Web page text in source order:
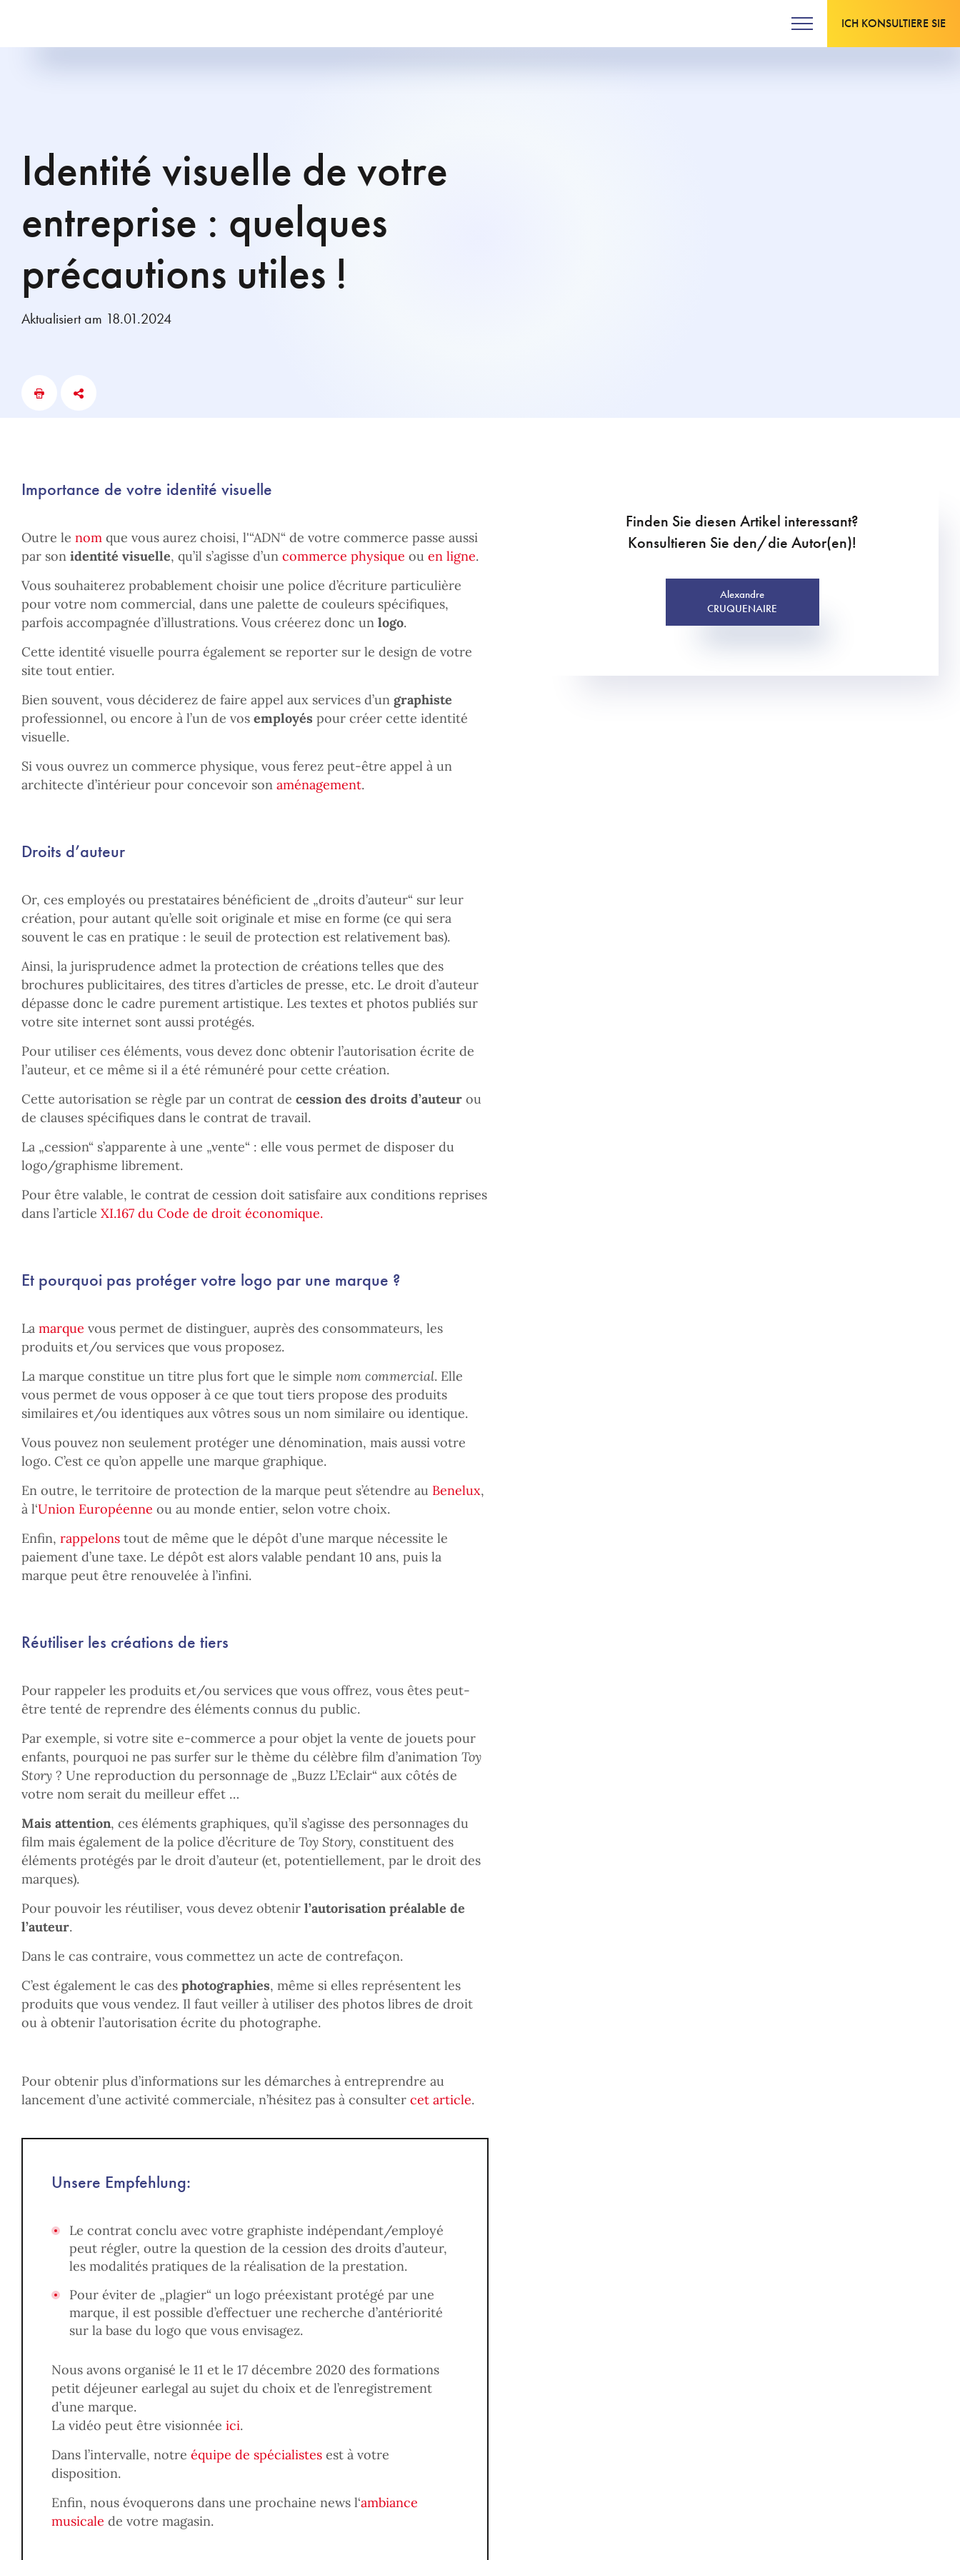
ICH KONSULTIERE SIE
Identité visuelle de votre
entreprise : quelques
précautions utiles !
Aktualisiert am 18.01.2024
Importance de votre identité visuelle
Outre le nom que vous aurez choisi, l'“ADN“ de votre commerce passe aussi
par son identité visuelle, qu’il s’agisse d’un commerce physique ou en ligne.
Vous souhaiterez probablement choisir une police d’écriture particulière
pour votre nom commercial, dans une palette de couleurs spécifiques,
parfois accompagnée d’illustrations. Vous créerez donc un logo.
Cette identité visuelle pourra également se reporter sur le design de votre
site tout entier.
Bien souvent, vous déciderez de faire appel aux services d’un graphiste
professionnel, ou encore à l’un de vos employés pour créer cette identité
visuelle.
Si vous ouvrez un commerce physique, vous ferez peut-être appel à un
architecte d’intérieur pour concevoir son aménagement.
Droits d’auteur
Or, ces employés ou prestataires bénéficient de „droits d’auteur“ sur leur
création, pour autant qu’elle soit originale et mise en forme (ce qui sera
souvent le cas en pratique : le seuil de protection est relativement bas).
Ainsi, la jurisprudence admet la protection de créations telles que des
brochures publicitaires, des titres d’articles de presse, etc. Le droit d’auteur
dépasse donc le cadre purement artistique. Les textes et photos publiés sur
votre site internet sont aussi protégés.
Pour utiliser ces éléments, vous devez donc obtenir l’autorisation écrite de
l’auteur, et ce même si il a été rémunéré pour cette création.
Cette autorisation se règle par un contrat de cession des droits d’auteur ou
de clauses spécifiques dans le contrat de travail.
La „cession“ s’apparente à une „vente“ : elle vous permet de disposer du
logo/graphisme librement.
Pour être valable, le contrat de cession doit satisfaire aux conditions reprises
dans l’article XI.167 du Code de droit économique.
Et pourquoi pas protéger votre logo par une marque ?
La marque vous permet de distinguer, auprès des consommateurs, les
produits et/ou services que vous proposez.
La marque constitue un titre plus fort que le simple nom commercial. Elle
vous permet de vous opposer à ce que tout tiers propose des produits
similaires et/ou identiques aux vôtres sous un nom similaire ou identique.
Vous pouvez non seulement protéger une dénomination, mais aussi votre
logo. C’est ce qu’on appelle une marque graphique.
En outre, le territoire de protection de la marque peut s’étendre au Benelux,
à l‘Union Européenne ou au monde entier, selon votre choix.
Enfin, rappelons tout de même que le dépôt d’une marque nécessite le
paiement d’une taxe. Le dépôt est alors valable pendant 10 ans, puis la
marque peut être renouvelée à l’infini.
Réutiliser les créations de tiers
Pour rappeler les produits et/ou services que vous offrez, vous êtes peut-
être tenté de reprendre des éléments connus du public.
Par exemple, si votre site e-commerce a pour objet la vente de jouets pour
enfants, pourquoi ne pas surfer sur le thème du célèbre film d’animation Toy
Story ? Une reproduction du personnage de „Buzz L’Eclair“ aux côtés de
votre nom serait du meilleur effet …
Mais attention, ces éléments graphiques, qu’il s’agisse des personnages du
film mais également de la police d’écriture de Toy Story, constituent des
éléments protégés par le droit d’auteur (et, potentiellement, par le droit des
marques).
Pour pouvoir les réutiliser, vous devez obtenir l’autorisation préalable de
l’auteur.
Dans le cas contraire, vous commettez un acte de contrefaçon.
C’est également le cas des photographies, même si elles représentent les
produits que vous vendez. Il faut veiller à utiliser des photos libres de droit
ou à obtenir l’autorisation écrite du photographe.
Pour obtenir plus d’informations sur les démarches à entreprendre au
lancement d’une activité commerciale, n’hésitez pas à consulter cet article.
Unsere Empfehlung:
Le contrat conclu avec votre graphiste indépendant/employé
peut régler, outre la question de la cession des droits d’auteur,
les modalités pratiques de la réalisation de la prestation.
Pour éviter de „plagier“ un logo préexistant protégé par une
marque, il est possible d’effectuer une recherche d’antériorité
sur la base du logo que vous envisagez.
Nous avons organisé le 11 et le 17 décembre 2020 des formations
petit déjeuner earlegal au sujet du choix et de l’enregistrement
d’une marque.
La vidéo peut être visionnée ici.
Dans l’intervalle, notre équipe de spécialistes est à votre
disposition.
Enfin, nous évoquerons dans une prochaine news l‘ambiance
musicale de votre magasin.
Finden Sie diesen Artikel interessant?
Konsultieren Sie den/die Autor(en)!
Alexandre
CRUQUENAIRE